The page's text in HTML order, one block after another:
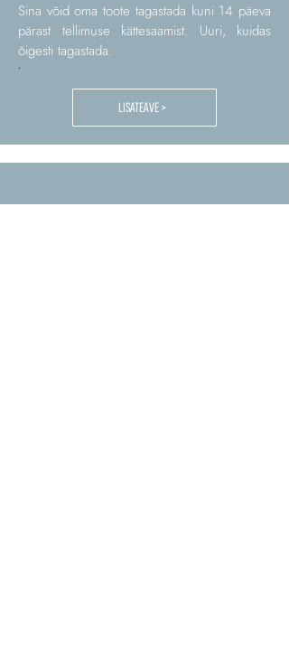
Sina võid oma toote tagastada kuni 14 päeva
pärast tellimuse kättesaamist. Uuri, kuidas
õigesti tagastada.
LISATEAVE >